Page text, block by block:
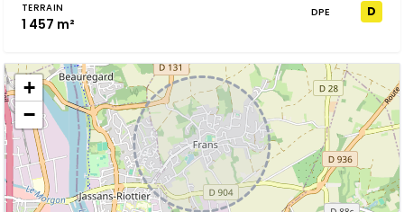
TERRAIN
1 457 m²
DPE D
+
−